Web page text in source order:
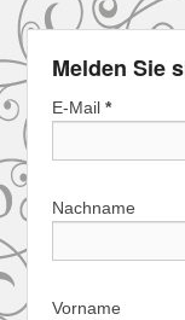
Melden Sie
E-Mail*
Nachname
Vorname